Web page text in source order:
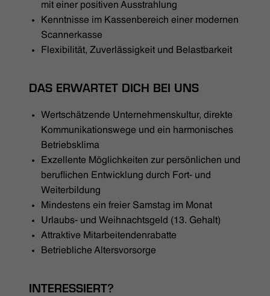
mit einer positiven Ausstrahlung
Kenntnisse im Kassenbereich einer modernen
Scannerkasse
Flexibilität, Zuverlässigkeit und Belastbarkeit
DAS ERWARTET DICH BEI UNS
Wertschätzende Unternehmenskultur, direkte
Kommunikationswege und ein harmonisches
Betriebsklima
Exzellente Möglichkeiten zur persönlichen und
beruflichen Entwicklung durch Fort- und
Weiterbildung
Mindestens ein freier Samstag im Monat
Urlaubs- und Weihnachtsgeld (13. Gehalt)
Attraktive Mitarbeitendenrabatte
Betriebliche Altersvorsorge
INTERESSIERT?